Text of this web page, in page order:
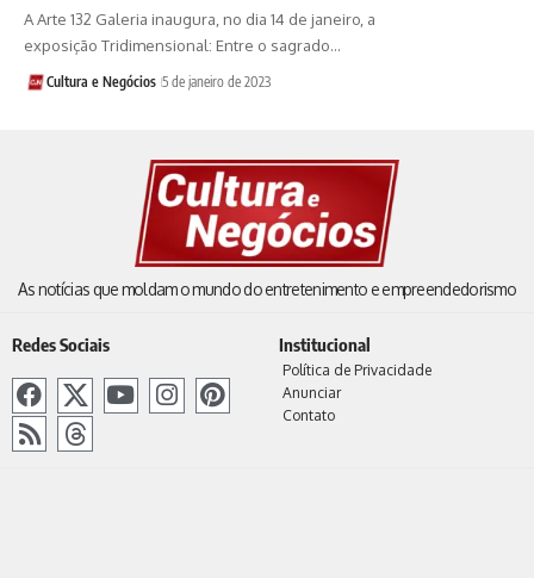
A Arte 132 Galeria inaugura, no dia 14 de janeiro, a
exposição Tridimensional: Entre o sagrado…
Cultura e Negócios 5 de janeiro de 2023
As notícias que moldam o mundo do entretenimento e empreendedorismo
Redes Sociais Institucional
Política de Privacidade
Anunciar
Contato